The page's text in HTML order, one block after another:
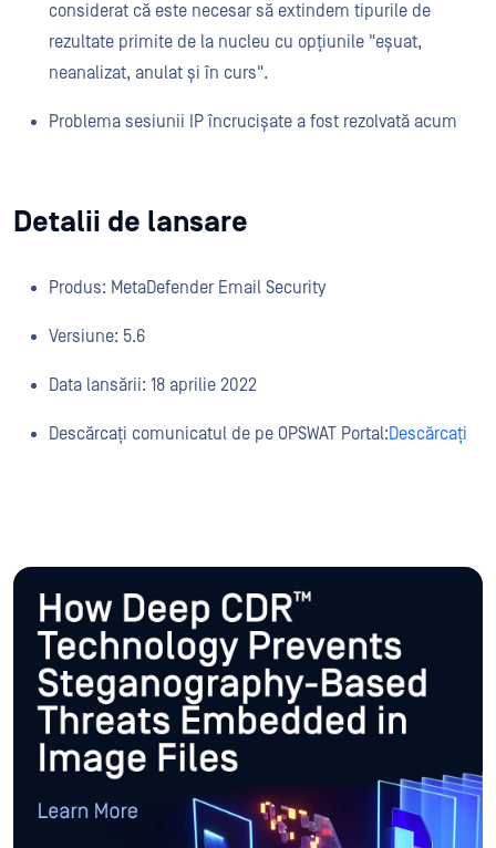
considerat că este necesar să extindem tipurile de
rezultate primite de la nucleu cu opțiunile "eșuat,
neanalizat, anulat și în curs".
Problema sesiunii IP încrucișate a fost rezolvată acum
Detalii de lansare
Produs: MetaDefender Email Security
Versiune: 5.6
Data lansării: 18 aprilie 2022
Descărcați comunicatul de pe OPSWAT Portal:Descărcați